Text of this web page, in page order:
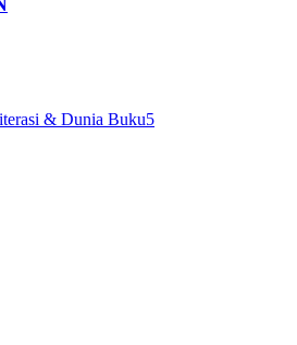
& Dunia Buku5